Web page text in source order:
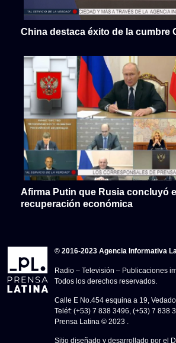
China destaca éxito de la cumbre
Afirma Putin que Rusia concluyó
recuperación económica
© 2016-2023 Agencia Informativa
Radio – Televisión – Publicaciones
Todos los derechos reservados.
Calle E No.454 esquina a 19,
Teléf: (+53) 7 838 3496, (+53) 7 838
Prensa Latina © 2023 .
Sitio diseñado y desarrollado por el